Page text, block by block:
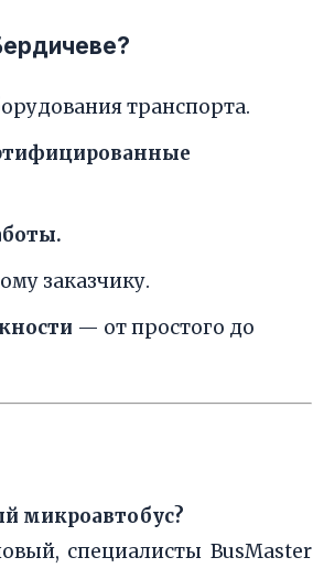
транспорта.
заказчику.
— от простого до
микроавтобус?
специалисты BusMaster